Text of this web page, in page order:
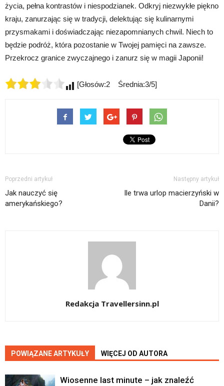
życia, pełna kontrastów i niespodzianek. Odkryj niezwykłe piękno
kraju, zanurzając się w tradycji, delektując się kulinarnymi
przysmakami i doświadczając niezapomnianych chwil. Niech to
będzie podróż, która pozostanie w Twojej pamięci na zawsze.
Przekrocz granice zwyczajnego i zanurz się w magii Japonii!
[Głosów:2 Średnia:3/5]
Poprzedni artykuł
Jak nauczyć się
amerykańskiego?
Następny artykuł
Ile trwa urlop macierzyński w
Danii?
Redakcja Travellersinn.pl
POWIĄZANE ARTYKUŁY WIĘCEJ OD AUTORA
Wiosenne last minute – jak znaleźć